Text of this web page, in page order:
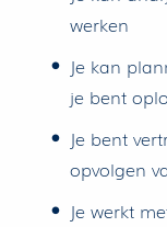
werken
Je kan
je bent
Je bent
opvolgen
Je werkt